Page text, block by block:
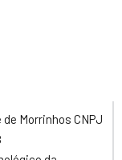
Morrinhos CNPJ